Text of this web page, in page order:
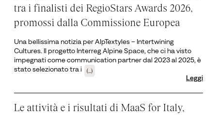
tra i finalisti dei RegioStars Awards 2026,
promossi dalla Commissione Europea
Una bellissima notizia per AlpTextyles – Intertwining
Cultures. Il progetto Interreg Alpine Space, che ci ha visto
impegnati come communication partner dal 2023 al 2025, è
stato selezionato tra i
(...)
Leggi
Le attività e i risultati di MaaS for Italy,